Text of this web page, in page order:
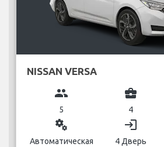
NISSAN VERSA
group
5
business_center
4
miscellaneous_services
Автоматическая
login
4 Дверь